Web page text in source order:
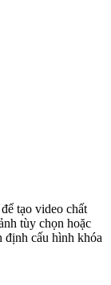
tạo video chất
tùy chọn hoặc
định cấu hình khóa